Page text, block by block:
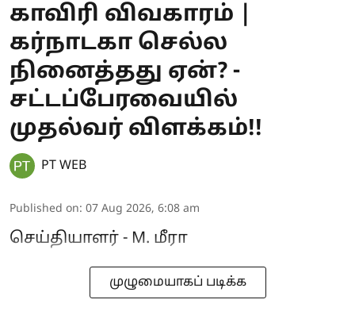
காவிரி விவகாரம் |
கர்நாடகா செல்ல
நினைத்தது ஏன்? -
சட்டப்பேரவையில்
முதல்வர் விளக்கம்!!
PT WEB
Published on: 07 Aug 2026, 6:08 am
செய்தியாளர் - M. மீரா
முழுமையாகப் படிக்க